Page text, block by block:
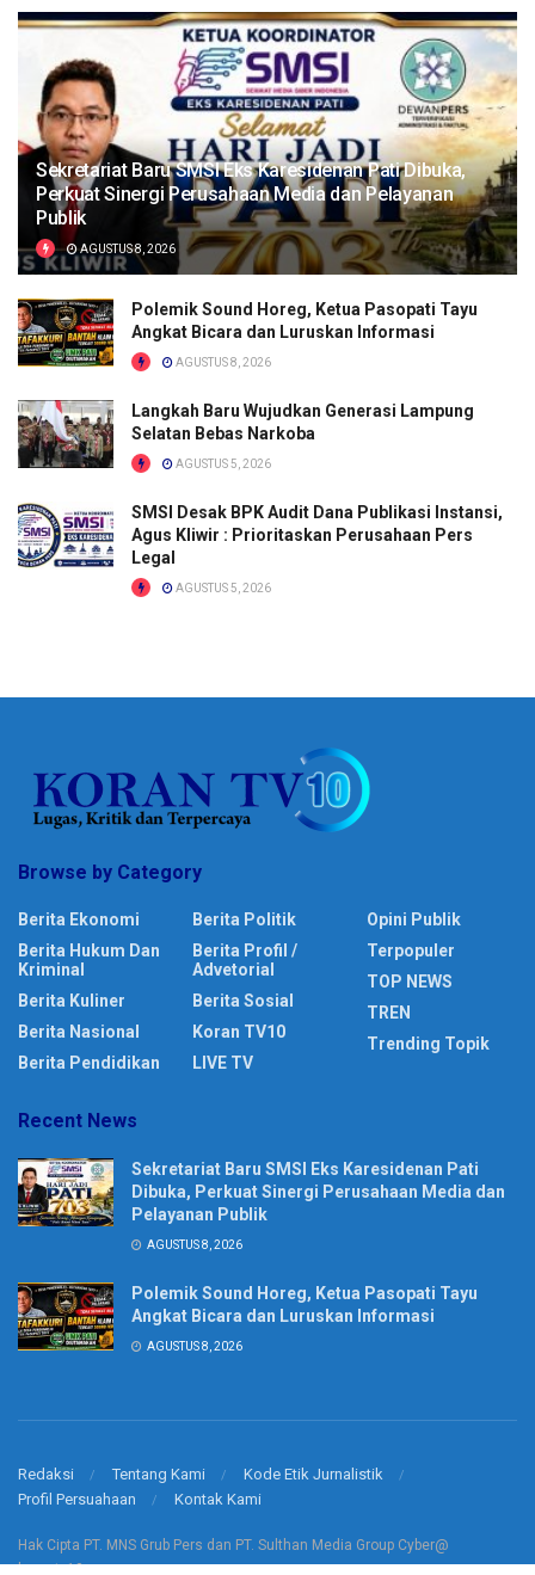
Sekretariat Baru SMSI Eks Karesidenan Pati Dibuka,
Perkuat Sinergi Perusahaan Media dan Pelayanan
Publik
AGUSTUS 8, 2026
Polemik Sound Horeg, Ketua Pasopati Tayu
Angkat Bicara dan Luruskan Informasi
AGUSTUS 8, 2026
Langkah Baru Wujudkan Generasi Lampung
Selatan Bebas Narkoba
AGUSTUS 5, 2026
SMSI Desak BPK Audit Dana Publikasi Instansi,
Agus Kliwir : Prioritaskan Perusahaan Pers
Legal
AGUSTUS 5, 2026
Browse by Category
Berita Ekonomi
Berita Hukum Dan
Kriminal
Berita Kuliner
Berita Nasional
Berita Pendidikan
Berita Politik
Berita Profil /
Advetorial
Berita Sosial
Koran TV10
LIVE TV
Opini Publik
Terpopuler
TOP NEWS
TREN
Trending Topik
Recent News
Sekretariat Baru SMSI Eks Karesidenan Pati
Dibuka, Perkuat Sinergi Perusahaan Media dan
Pelayanan Publik
AGUSTUS 8, 2026
Polemik Sound Horeg, Ketua Pasopati Tayu
Angkat Bicara dan Luruskan Informasi
AGUSTUS 8, 2026
Redaksi Tentang Kami
Kode Etik Jurnalistik
Profil Persuahaan
Kontak Kami
Hak Cipta PT. MNS Grub Pers dan PT. Sulthan Media Group Cyber@
korantv10.com